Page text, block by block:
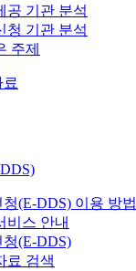
공 기관 분석
청 기관 분석
주제
(E-DDS) 이용 방법
비스 안내
(E-DDS)
료 검색